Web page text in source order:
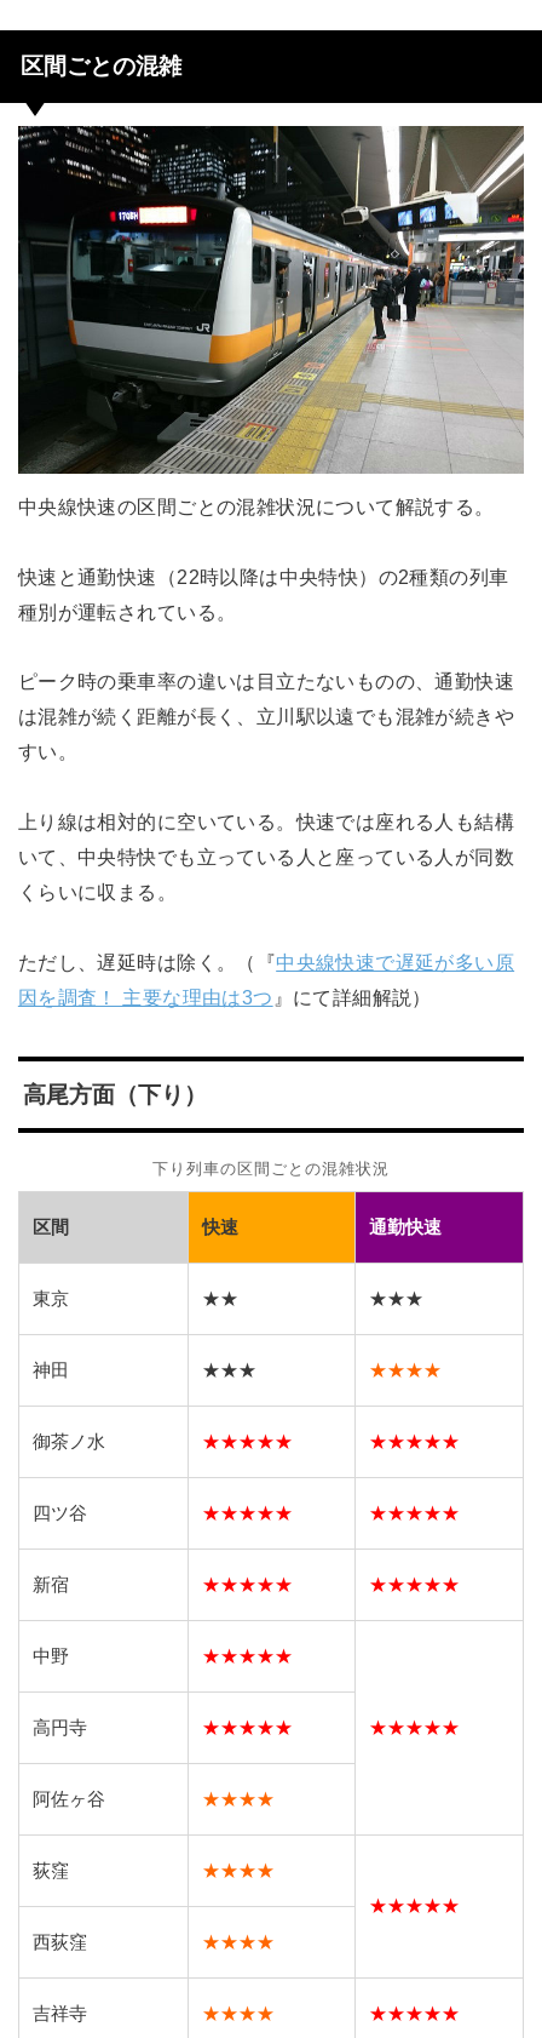
区間ごとの混雑
中央線快速の区間ごとの混雑状況について解説する。
快速と通勤快速（22時以降は中央特快）の2種類の列車
種別が運転されている。
ピーク時の乗車率の違いは目立たないものの、通勤快速
は混雑が続く距離が長く、立川駅以遠でも混雑が続きや
すい。
上り線は相対的に空いている。快速では座れる人も結構
いて、中央特快でも立っている人と座っている人が同数
くらいに収まる。
ただし、遅延時は除く。（『中央線快速で遅延が多い原
因を調査！ 主要な理由は3つ 』にて詳細解説）
高尾方面（下り）
下り列車の区間ごとの混雑状況
区間 快速 通勤快速
東京 ★★ ★★★
神田 ★★★ ★★★★
御茶ノ水 ★★★★★ ★★★★★
四ツ谷 ★★★★★ ★★★★★
新宿 ★★★★★ ★★★★★
中野 ★★★★★
★★★★★
高円寺 ★★★★★
阿佐ヶ谷 ★★★★
荻窪
★★★★
★★★★★
西荻窪
★★★★
吉祥寺 ★★★★ ★★★★★